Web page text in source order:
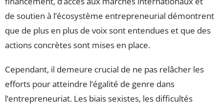
de soutien à l’écosystème entrepreneurial démontrent
que de plus en plus de voix sont entendues et que des
actions concrètes sont mises en place.
Cependant, il demeure crucial de ne pas relâcher les
efforts pour atteindre l’égalité de genre dans
l’entrepreneuriat. Les biais sexistes, les difficultés